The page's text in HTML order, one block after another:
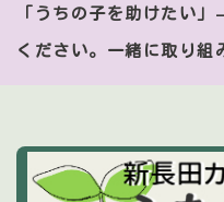
「うちの子を助けたい
ください。一緒に取り組